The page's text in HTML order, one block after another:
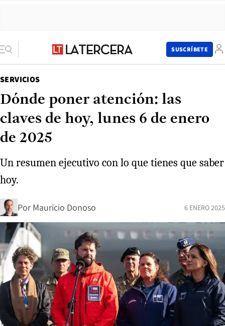
SUSCRÍBETE
SERVICIOS
Dónde poner atención: las
claves de hoy, lunes 6 de enero
de 2025
Un resumen ejecutivo con lo que tienes que saber
hoy.
Por Mauricio Donoso 6 ENERO 2025